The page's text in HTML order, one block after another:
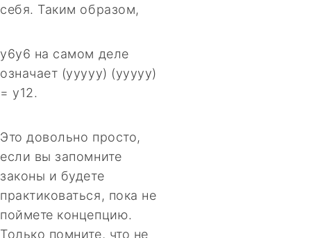
себя. Таким образом,
y6y6 на самом деле
означает (yyyyy) (yyyyy)
= y12.
Это довольно просто,
если вы запомните
законы и будете
практиковаться, пока не
поймете концепцию.
Только помните, что не